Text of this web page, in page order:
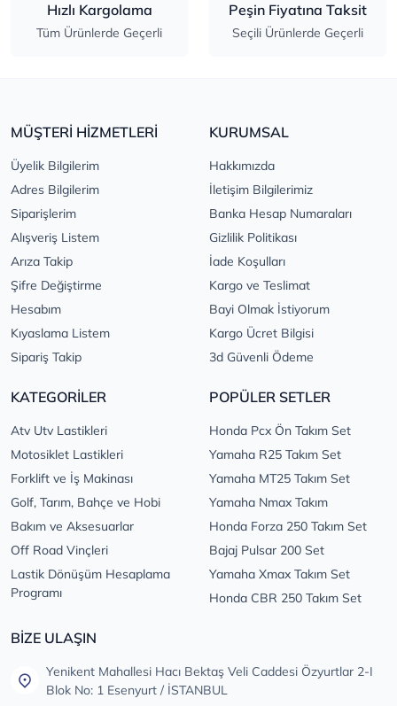
Hızlı Kargolama
Tüm Ürünlerde Geçerli
Peşin Fiyatına Taksit
Seçili Ürünlerde Geçerli
MÜŞTERİ HİZMETLERİ
Üyelik Bilgilerim
Adres Bilgilerim
Siparişlerim
Alışveriş Listem
Arıza Takip
Şifre Değiştirme
Hesabım
Kıyaslama Listem
Sipariş Takip
KURUMSAL
Hakkımızda
İletişim Bilgilerimiz
Banka Hesap Numaraları
Gizlilik Politikası
İade Koşulları
Kargo ve Teslimat
Bayi Olmak İstiyorum
Kargo Ücret Bilgisi
3d Güvenli Ödeme
KATEGORİLER
Atv Utv Lastikleri
Motosiklet Lastikleri
Forklift ve İş Makinası
Golf, Tarım, Bahçe ve Hobi
Bakım ve Aksesuarlar
Off Road Vinçleri
Lastik Dönüşüm Hesaplama
Programı
POPÜLER SETLER
Honda Pcx Ön Takım Set
Yamaha R25 Takım Set
Yamaha MT25 Takım Set
Yamaha Nmax Takım
Honda Forza 250 Takım Set
Bajaj Pulsar 200 Set
Yamaha Xmax Takım Set
Honda CBR 250 Takım Set
BİZE ULAŞIN
Yenikent Mahallesi Hacı Bektaş Veli Caddesi Özyurtlar 2-I
Blok No: 1 Esenyurt / İSTANBUL